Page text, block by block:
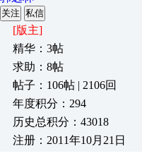
关注 私信
[版主]
精华：3帖
求助：8帖
帖子：106帖 | 2106回
年度积分：294
历史总积分：43018
注册：2011年10月21日